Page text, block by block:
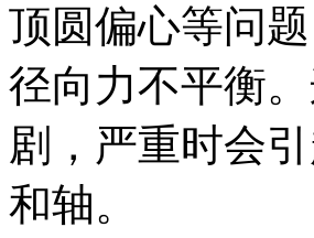
顶圆偏心等问
径向力不平衡
剧，严重时会
和轴。